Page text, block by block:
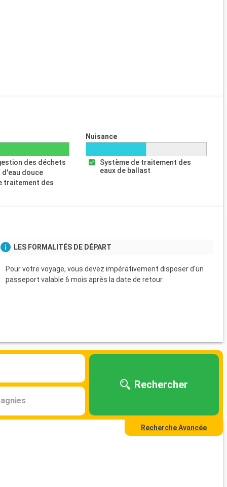
des déchets
douce
traitement des
Nuisance
Système de traitement des
eaux de ballast
LES FORMALITÉS DE DÉPART
Pour votre voyage, vous devez impérativement disposer d'un
passeport valable 6 mois après la date de retour.
Rechercher
Recherche Avancée